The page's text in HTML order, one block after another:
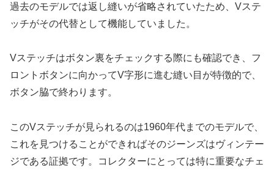
過去のモデルでは返し縫いが省略されていたため、Vステ
ッチがその代替として機能していました。
Vステッチはボタン裏をチェックする際にも確認でき、フ
ロントボタンに向かってV字形に進む縫い目が特徴的で、
ボタン脇で終わります。
このVステッチが見られるのは1960年代までのモデルで、
これを見つけることができればそのジーンズはヴィンテー
ジである証拠です。コレクターにとっては特に重要なチェ